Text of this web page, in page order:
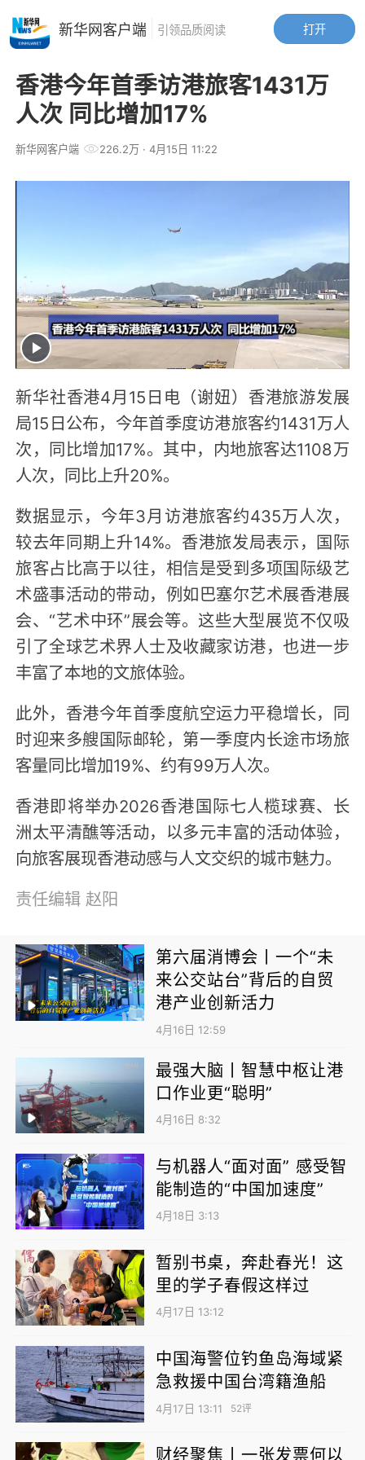
香港今年首季访港旅客1431万
人次 同比增加17%
新华网客户端 226.2万 · 4月15日 11:22
Play
Video
新华社香港4月15日电（谢妞）香港旅游发展
局15日公布，今年首季度访港旅客约1431万人
次，同比增加17%。其中，内地旅客达1108万
人次，同比上升20%。
数据显示，今年3月访港旅客约435万人次，
较去年同期上升14%。香港旅发局表示，国际
旅客占比高于以往，相信是受到多项国际级艺
术盛事活动的带动，例如巴塞尔艺术展香港展
会、“艺术中环”展会等。这些大型展览不仅吸
引了全球艺术界人士及收藏家访港，也进一步
丰富了本地的文旅体验。
此外，香港今年首季度航空运力平稳增长，同
时迎来多艘国际邮轮，第一季度内长途市场旅
客量同比增加19%、约有99万人次。
香港即将举办2026香港国际七人榄球赛、长
洲太平清醮等活动，以多元丰富的活动体验，
向旅客展现香港动感与人文交织的城市魅力。
责任编辑 赵阳
第六届消博会丨一个“未
来公交站台”背后的自贸
港产业创新活力
4月16日 12:59
最强大脑丨智慧中枢让港
口作业更“聪明”
4月16日 8:32
与机器人“面对面” 感受智
能制造的“中国加速度”
4月18日 3:13
暂别书桌，奔赴春光！这
里的学子春假这样过
4月17日 13:12
中国海警位钓鱼岛海域紧
急救援中国台湾籍渔船
4月17日 13:11 52评
财经聚焦丨一张发票何以
打开
新华网客户端 引领品质阅读